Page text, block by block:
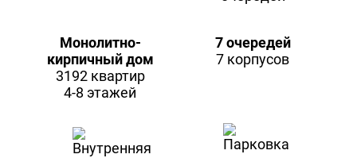
Монолитно-
кирпичный дом
3192 квартир
4-8 этажей
7 очередей
7 корпусов